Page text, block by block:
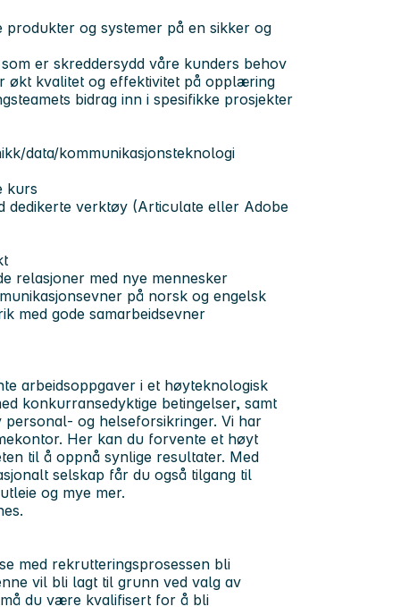
og systemer på en sikker og
er skreddersydd våre kunders behov
økt kvalitet og effektivitet på opplæring
bidrag inn i spesifikke prosjekter
data/kommunikasjonsteknologi
kurs
dedikerte verktøy (Articulate eller Adobe
relasjoner med nye mennesker
på norsk og engelsk
med gode samarbeidsevner
arbeidsoppgaver i et høyteknologisk
konkurransedyktige betingelser, samt
og helseforsikringer. Vi har
Her kan du forvente et høyt
til å oppnå synlige resultater. Med
selskap får du også tilgang til
og mye mer.
med rekrutteringsprosessen bli
vil bli lagt til grunn ved valg av
du være kvalifisert for å bli